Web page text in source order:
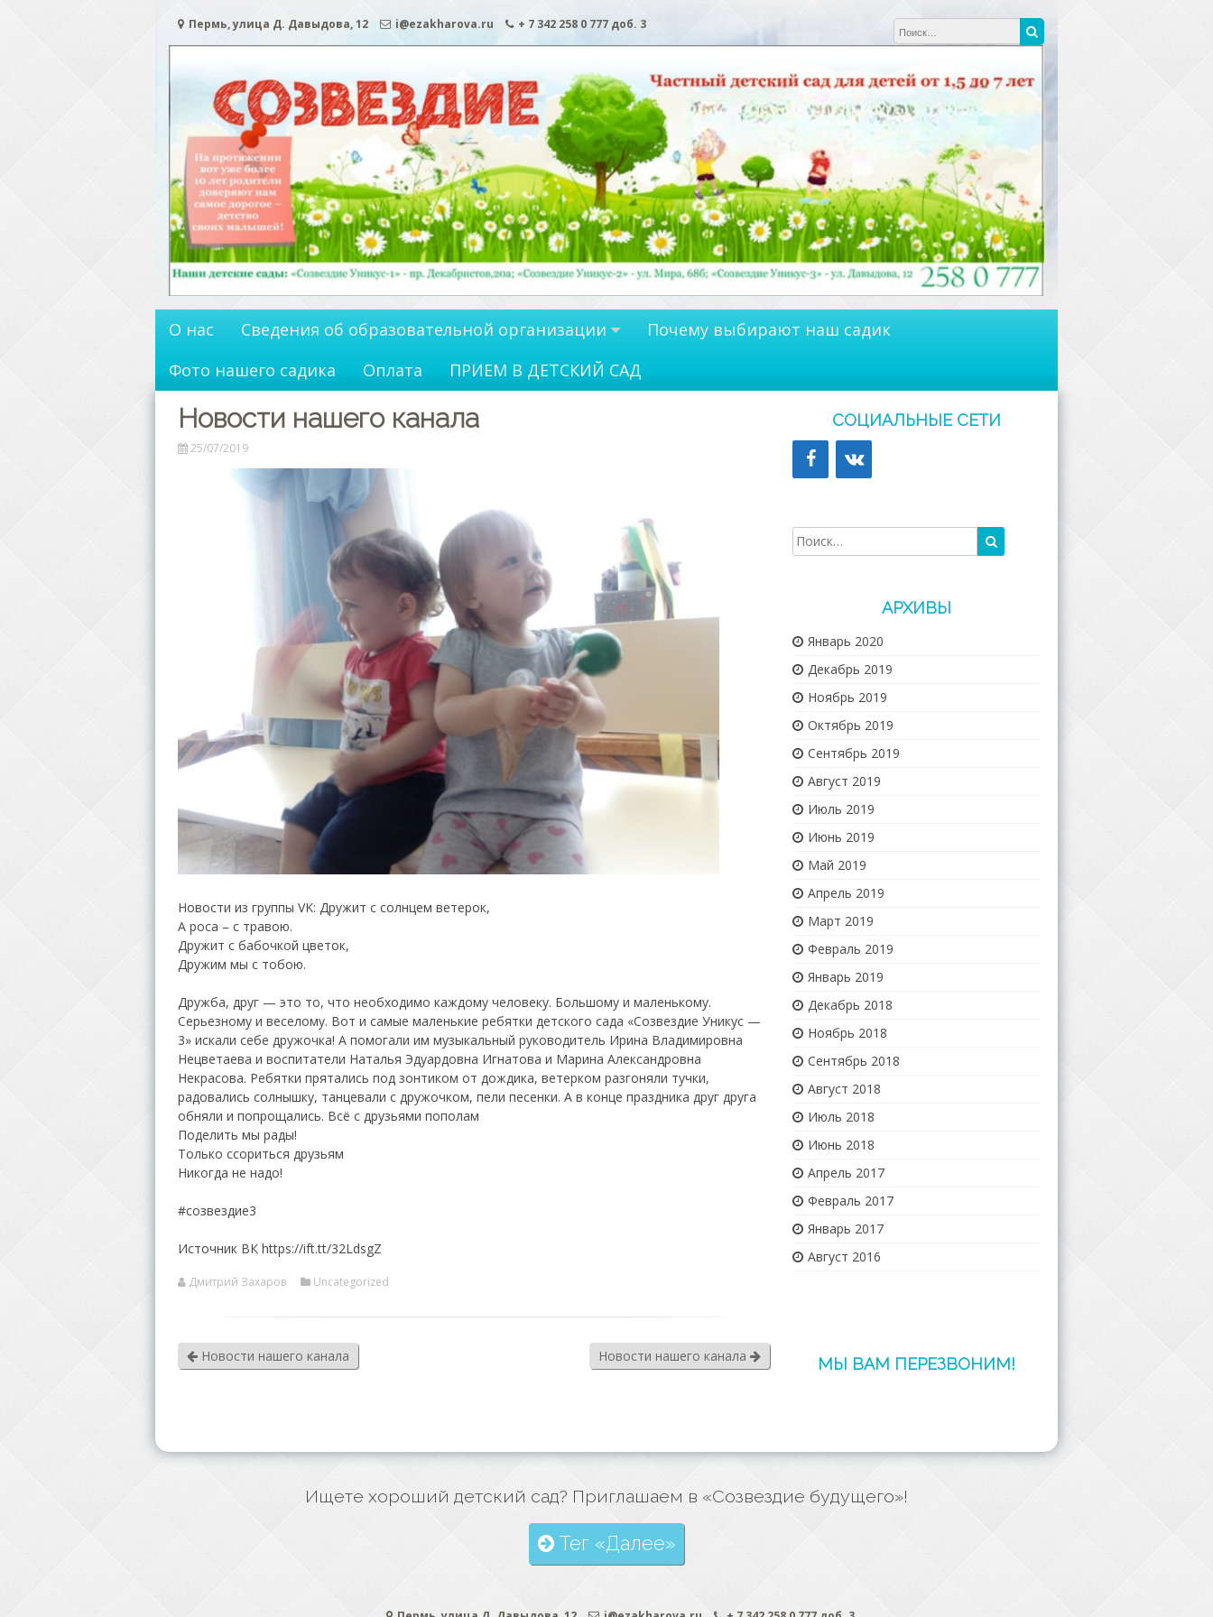
содержимому
Пермь, улица Д. Давыдова, 12 i@ezakharova.ru + 7 342 258 0 777 доб. 3
О нас Сведения об образовательной организации
Почему выбирают наш садик
Фото нашего садика
Оплата ПРИЕМ В ДЕТСКИЙ САД
Новости нашего канала
25/07/2019
Новости из группы VK: Дружит с солнцем ветерок,
А роса – с травою.
Дружит с бабочкой цветок,
Дружим мы с тобою.
Дружба, друг — это то, что необходимо каждому человеку. Большому и маленькому.
Серьезному и веселому. Вот и самые маленькие ребятки детского сада «Созвездие Уникус —
3» искали себе дружочка! А помогали им музыкальный руководитель Ирина Владимировна
Нецветаева и воспитатели Наталья Эдуардовна Игнатова и Марина Александровна
Некрасова. Ребятки прятались под зонтиком от дождика, ветерком разгоняли тучки,
радовались солнышку, танцевали с дружочком, пели песенки. А в конце праздника друг друга
обняли и попрощались. Всё с друзьями пополам
Поделить мы рады!
Только ссориться друзьям
Никогда не надо!
#созвездие3
Источник ВК https://ift.tt/32LdsgZ
Дмитрий Захаров Uncategorized
Новости нашего канала Новости нашего канала
СОЦИАЛЬНЫЕ СЕТИ
АРХИВЫ
Январь 2020
Декабрь 2019
Ноябрь 2019
Октябрь 2019
Сентябрь 2019
Август 2019
Июль 2019
Июнь 2019
Май 2019
Апрель 2019
Март 2019
Февраль 2019
Январь 2019
Декабрь 2018
Ноябрь 2018
Сентябрь 2018
Август 2018
Июль 2018
Июнь 2018
Апрель 2017
Февраль 2017
Январь 2017
Август 2016
МЫ ВАМ ПЕРЕЗВОНИМ!
Ищете хороший детский сад? Приглашаем в «Созвездие будущего»!
Тег «Далее»